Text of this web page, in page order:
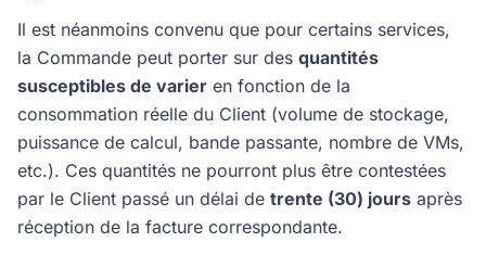
Il est néanmoins convenu que pour certains services,
la Commande peut porter sur des quantités
susceptibles de varier en fonction de la
consommation réelle du Client (volume de stockage,
puissance de calcul, bande passante, nombre de VMs,
etc.). Ces quantités ne pourront plus être contestées
par le Client passé un délai de trente (30) jours après
réception de la facture correspondante.